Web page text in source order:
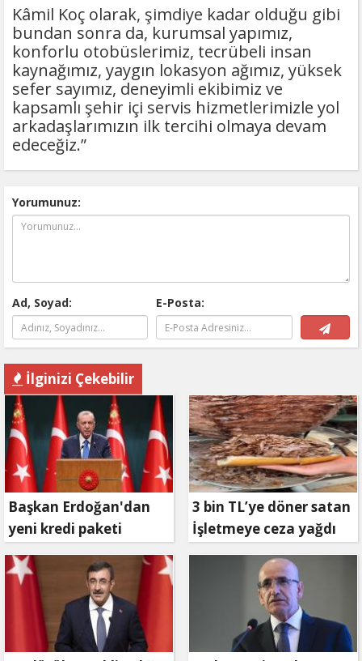
Kâmil Koç olarak, şimdiye kadar olduğu gibi
bundan sonra da, kurumsal yapımız,
konforlu otobüslerimiz, tecrübeli insan
kaynağımız, yaygın lokasyon ağımız, yüksek
sefer sayımız, deneyimli ekibimiz ve
kapsamlı şehir içi servis hizmetlerimizle yol
arkadaşlarımızın ilk tercihi olmaya devam
edeceğiz.”
Yorumunuz:
Ad, Soyad: E-Posta:
İlginizi Çekebilir
Başkan Erdoğan'dan
yeni kredi paketi
müjdesi: 6 ay geri
ödemesiz, 36 ay vadeli
3 bin TL’ye döner satan
İşletmeye ceza yağdı